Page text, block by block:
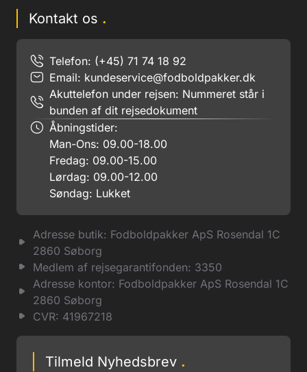
Kontakt os .
Telefon: (+45) 71 74 18 92
Email: kundeservice@fodboldpakker.dk
Akuttelefon under rejsen: Nummeret står i
bunden af dit rejsedokument
Åbningstider:
Man-Ons: 09.00-18.00
Fredag: 09.00-15.00
Lørdag: 09.00-12.00
Søndag: Lukket
Adresse butik: Fodboldpakker ApS Rosendal 1C
2860 Søborg
Medlem af rejsegarantifonden: 3350
Adresse kontor: Fodboldpakker ApS Rosendal 1C
2860 Søborg
CVR: 41967218
Tilmeld Nyhedsbrev .